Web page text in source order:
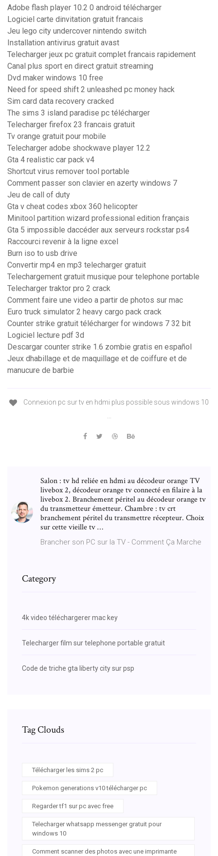
Adobe flash player 10.2 0 android télécharger
Logiciel carte dinvitation gratuit francais
Jeu lego city undercover nintendo switch
Installation antivirus gratuit avast
Telecharger jeux pc gratuit complet francais rapidement
Canal plus sport en direct gratuit streaming
Dvd maker windows 10 free
Need for speed shift 2 unleashed pc money hack
Sim card data recovery cracked
The sims 3 island paradise pc télécharger
Telecharger firefox 23 francais gratuit
Tv orange gratuit pour mobile
Telecharger adobe shockwave player 12.2
Gta 4 realistic car pack v4
Shortcut virus remover tool portable
Comment passer son clavier en azerty windows 7
Jeu de call of duty
Gta v cheat codes xbox 360 helicopter
Minitool partition wizard professional edition français
Gta 5 impossible daccéder aux serveurs rockstar ps4
Raccourci revenir à la ligne excel
Burn iso to usb drive
Convertir mp4 en mp3 telecharger gratuit
Telechargement gratuit musique pour telephone portable
Telecharger traktor pro 2 crack
Comment faire une video a partir de photos sur mac
Euro truck simulator 2 heavy cargo pack crack
Counter strike gratuit télécharger for windows 7 32 bit
Logiciel lecture pdf 3d
Descargar counter strike 1.6 zombie gratis en español
Jeux dhabillage et de maquillage et de coiffure et de
manucure de barbie
Connexion pc sur tv en hdmi plus possible sous windows 10
Salon : tv hd reliée en hdmi au décodeur orange TV
livebox 2, décodeur orange tv connecté en filaire à la
livebox 2. Branchement péritel au décodeur orange tv
du transmetteur émetteur. Chambre : tv crt
branchement péritel du transmettre récepteur. Choix
sur cette vieille tv …
Brancher son PC sur la TV - Comment Ça Marche
Category
4k video téléchargerer mac key
Telecharger film sur telephone portable gratuit
Code de triche gta liberty city sur psp
Tag Clouds
Télécharger les sims 2 pc
Pokemon generations v10 télécharger pc
Regarder tf1 sur pc avec free
Telecharger whatsapp messenger gratuit pour
windows 10
Comment scanner des photos avec une imprimante